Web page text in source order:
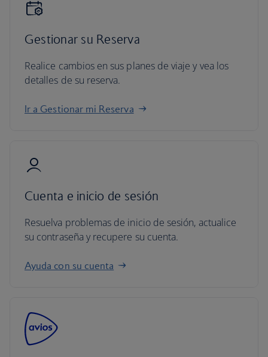
Gestionar su Reserva
Realice cambios en sus planes de viaje y vea los
detalles de su reserva.
Ir a Gestionar mi Reserva
Cuenta e inicio de sesión
Resuelva problemas de inicio de sesión, actualice
su contraseña y recupere su cuenta.
Ayuda con su cuenta